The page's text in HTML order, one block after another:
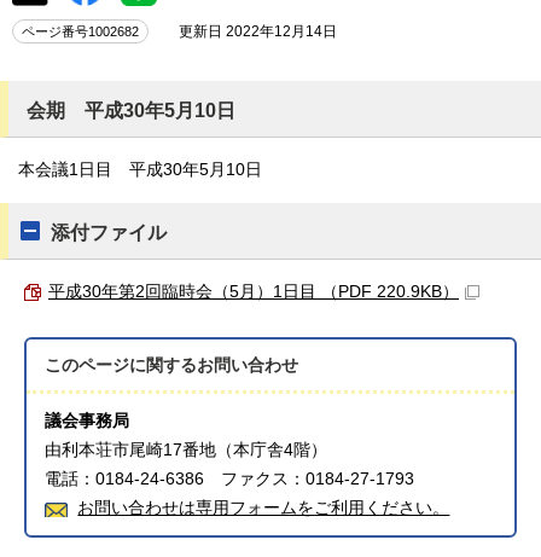
ページ番号1002682 更新日 2022年12月14日
会期 平成30年5月10日
本会議1日目 平成30年5月10日
添付ファイル
平成30年第2回臨時会（5月）1日目 （PDF 220.9KB）
このページに関するお問い合わせ
議会事務局
由利本荘市尾崎17番地（本庁舎4階）
電話：0184-24-6386 ファクス：0184-27-1793
お問い合わせは専用フォームをご利用ください。